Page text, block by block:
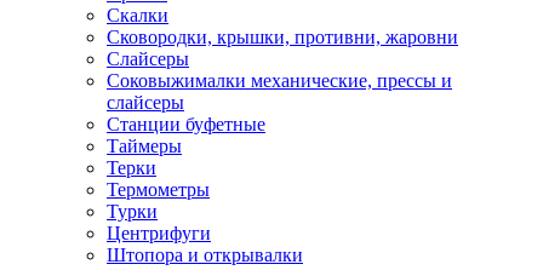
Скалки
Сковородки, крышки, противни, жаровни
Слайсеры
Соковыжималки механические, прессы и
слайсеры
Станции буфетные
Таймеры
Терки
Термометры
Турки
Центрифуги
Штопора и открывалки